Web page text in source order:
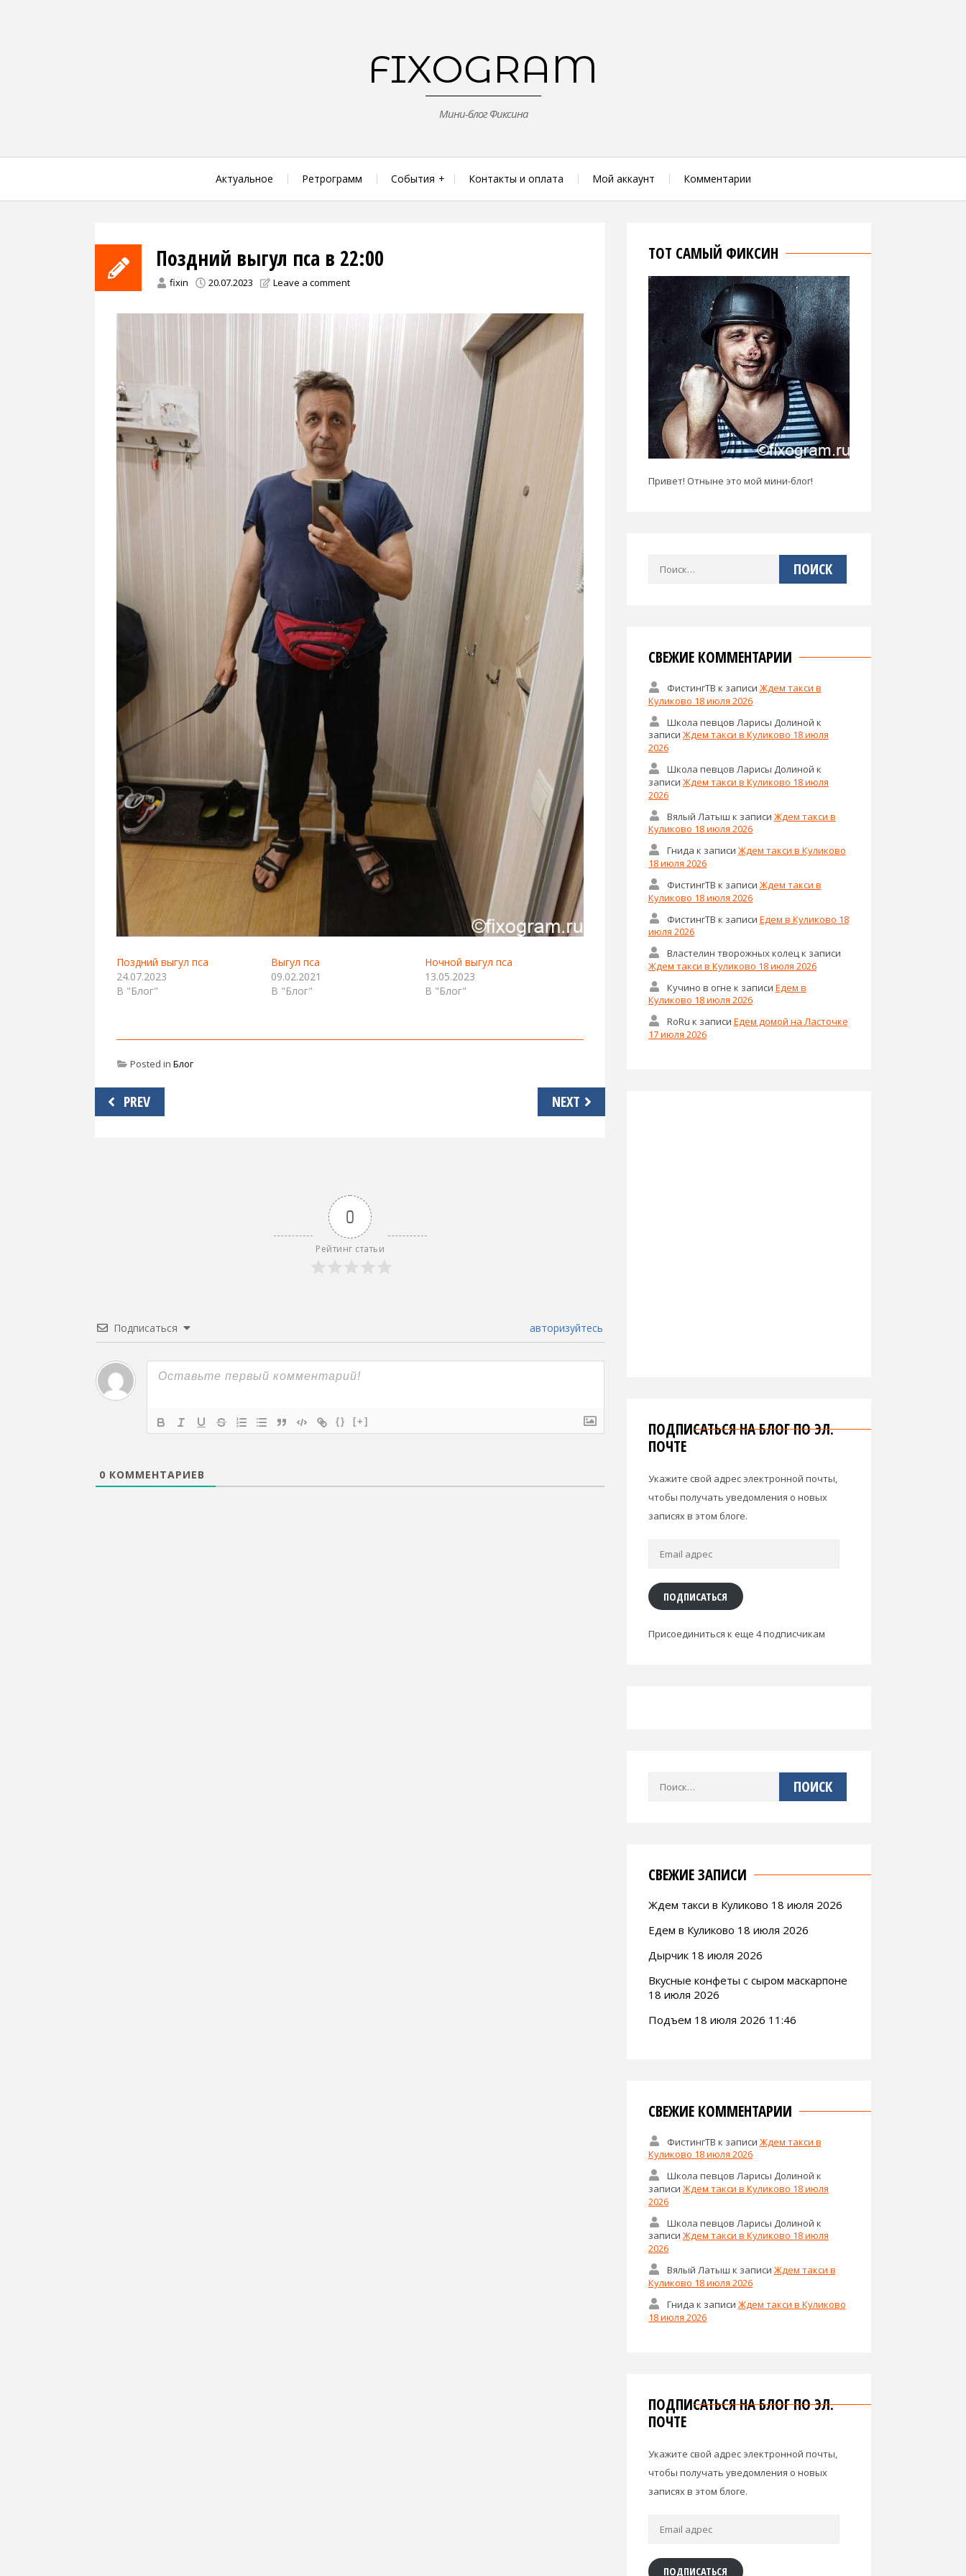
FIXOGRAM
Мини-блог Фиксина
Актуальное Ретрограмм События Контакты и оплата Мой аккаунт Комментарии
Поздний выгул пса в 22:00
fixin 20.07.2023 Leave a comment
Поздний выгул пса
24.07.2023
В "Блог"
Выгул пса
09.02.2021
В "Блог"
Ночной выгул пса
13.05.2023
В "Блог"
Posted in Блог
Навигация
по
PREV NEXT
0
Рейтинг статьи
Подписаться авторизуйтесь
{} [+]
0 КОММЕНТАРИЕВ
ТОТ САМЫЙ ФИКСИН
Привет! Отныне это мой мини-блог!
Найти:
СВЕЖИЕ КОММЕНТАРИИ
ФистингТВ к записи Ждем такси в
Куликово 18 июля 2026
Школа певцов Ларисы Долиной к
записи Ждем такси в Куликово 18 июля
2026
Школа певцов Ларисы Долиной к
записи Ждем такси в Куликово 18 июля
2026
Вялый Латыш к записи Ждем такси в
Куликово 18 июля 2026
Гнида к записи Ждем такси в Куликово
18 июля 2026
ФистингТВ к записи Ждем такси в
Куликово 18 июля 2026
ФистингТВ к записи Едем в Куликово 18
июля 2026
Властелин творожных колецк записи
Ждем такси в Куликово 18 июля 2026
Кучино в огне к записи Едем в
Куликово 18 июля 2026
RoRu к записи Едем домой на Ласточке
17 июля 2026
ПОДПИСАТЬСЯ НА БЛОГ ПО ЭЛ.
ПОЧТЕ
Укажите свой адрес электронной почты,
чтобы получать уведомления о новых
записях в этом блоге.
Email
ПОДПИСАТЬСЯ
Присоединиться к еще 4 подписчикам
СВЕЖИЕ ЗАПИСИ
Ждем такси в Куликово 18 июля 2026
Едем в Куликово 18 июля 2026
Дырчик 18 июля 2026
Вкусные конфеты с сыром маскарпоне
18 июля 2026
Подъем 18 июля 2026 11:46
СВЕЖИЕ КОММЕНТАРИИ
ФистингТВ к записи Ждем такси в
Куликово 18 июля 2026
Школа певцов Ларисы Долиной к
записи Ждем такси в Куликово 18 июля
2026
Школа певцов Ларисы Долиной к
записи Ждем такси в Куликово 18 июля
2026
Вялый Латыш к записи Ждем такси в
Куликово 18 июля 2026
Гнида к записи Ждем такси в Куликово
18 июля 2026
ПОДПИСАТЬСЯ НА БЛОГ ПО ЭЛ.
ПОЧТЕ
Укажите свой адрес электронной почты,
чтобы получать уведомления о новых
записях в этом блоге.
ПОДПИСАТЬСЯ